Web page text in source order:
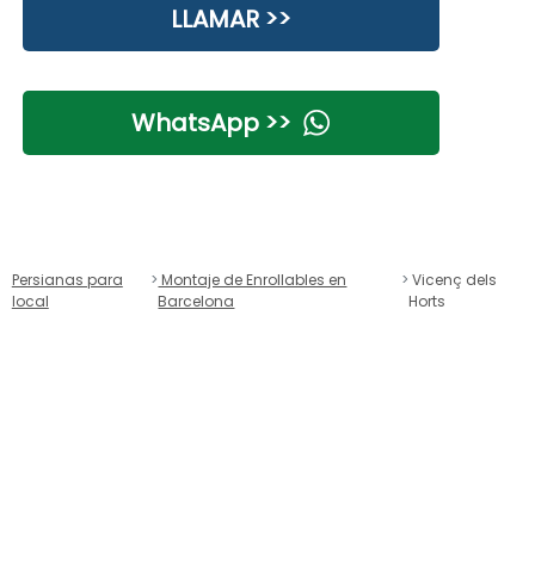
LLAMAR >>
WhatsApp >>
Persianas para
local
Montaje de Enrollables en
Barcelona
Vicenç dels
Horts